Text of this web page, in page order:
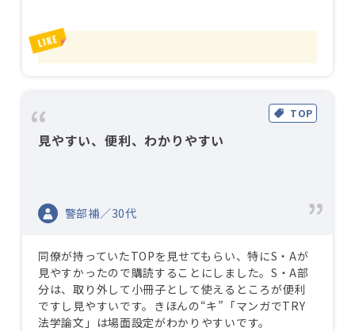
TOP
見やすい、便利、わかりやすい
警部補／30代
同僚が持っていたTOPを見せてもらい、特にS・Aが
見やすかったので購読することにしました。S・A部
分は、取り外して小冊子として使えるところが便利
ですし見やすいです。きほんの“キ”「マンガでTRY
法学論文」は場面設定がわかりやすいです。